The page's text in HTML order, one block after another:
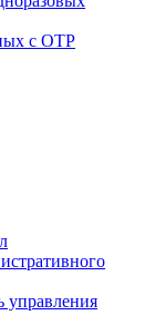
с OTP
управления